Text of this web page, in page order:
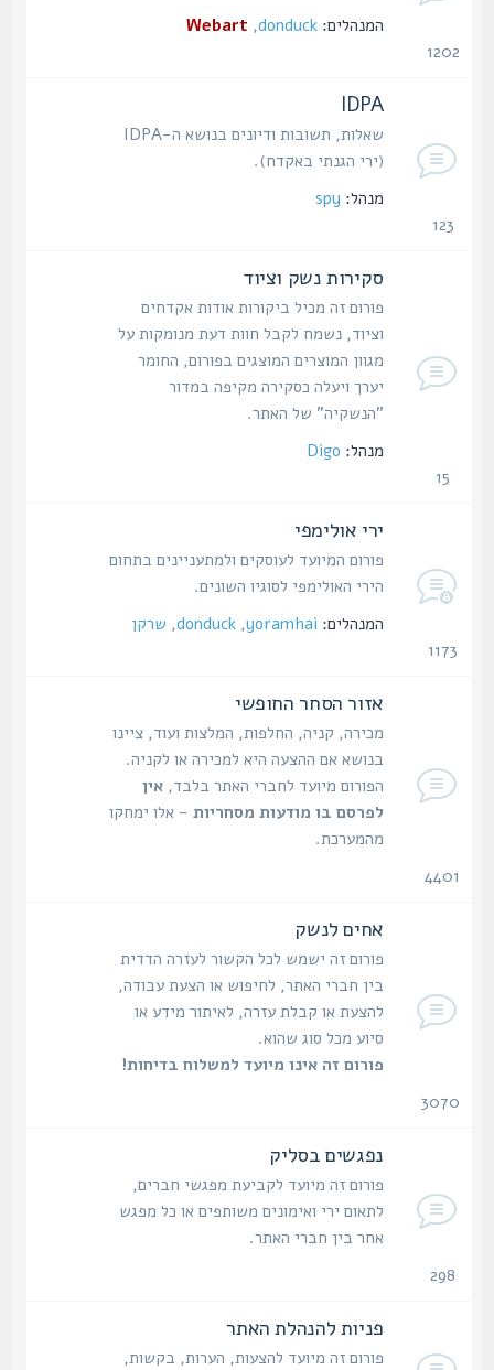
המנהלים: donduck
,
Webart
IDPA
שאלות, תשובות ודיונים בנושא ה-IDPA
(ירי הגנתי באקדח).
מנהל: spy
סקירות נשק וציוד
פורום זה מכיל ביקורות אודות אקדחים
וציוד, נשמח לקבל חוות דעת מנומקות על
מגוון המוצרים המוצגים בפורום, החומר
יערך ויעלה כסקירה מקיפה במדור
"הנשקיה" של האתר.
מנהל: Digo
ירי אולימפי
פורום המיועד לעוסקים ולמתעניינים בתחום
הירי האולימפי לסוגיו השונים.
המנהלים: yoramhai
,
donduck
,שרקן
אזור הסחר החופשי
מכירה, קניה, החלפות, המלצות ועוד, ציינו
בנושא אם ההצעה היא למכירה או לקניה.
הפורום מיועד לחברי האתר בלבד,אין
לפרסם בו מודעות מסחריות- אלו ימחקו
מהמערכת.
אחים לנשק
פורום זה ישמש לכל הקשור לעזרה הדדית
בין חברי האתר, לחיפוש או הצעת עבודה,
להצעת או קבלת עזרה, לאיתור מידע או
סיוע מכל סוג שהוא.
פורום זה אינו מיועד למשלוח בדיחות!
3070
נפגשים בסליק
פורום זה מיועד לקביעת מפגשי חברים,
לתאום ירי ואימונים משותפים או כל מפגש
אחר בין חברי האתר.
פניות להנהלת האתר
פורום זה מיועד להצעות, הערות, בקשות,